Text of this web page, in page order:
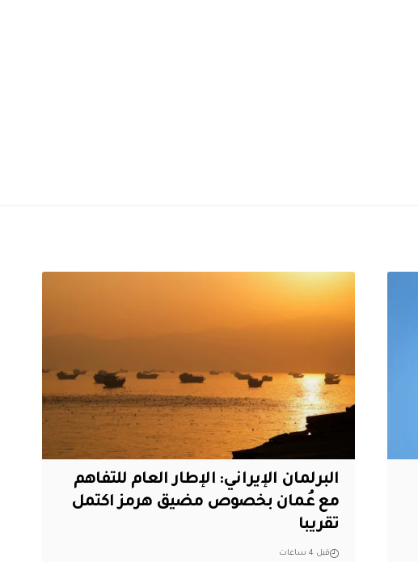
البرلمان الإيراني: الإطار العام للتفاهم
مع عُمان بخصوص مضيق هرمز اكتمل
تقريبا
قبل 4 ساعات